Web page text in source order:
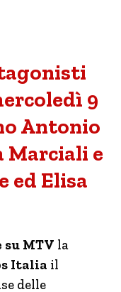
9
Antonio
Marciali e
ed Elisa
su MTV la
Italia il
delle